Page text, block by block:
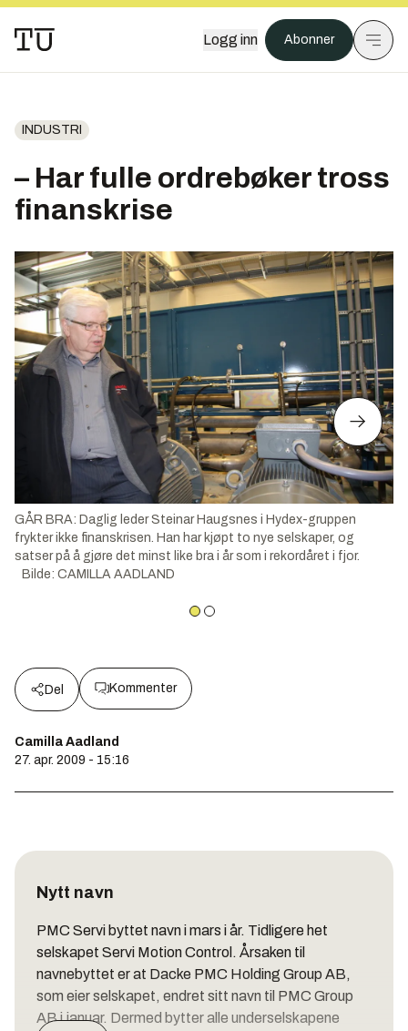
Logg inn Abonner
INDUSTRI
– Har fulle ordrebøker tross
finanskrise
GÅR BRA: Daglig leder Steinar Haugsnes i Hydex-gruppen
frykter ikke finanskrisen. Han har kjøpt to nye selskaper, og
satser på å gjøre det minst like bra i år som i rekordåret i fjor.
Bilde: CAMILLA AADLAND
Del Kommenter
Camilla Aadland
27. apr. 2009 - 15:16
Nytt navn
PMC Servi byttet navn i mars i år. Tidligere het
selskapet Servi Motion Control. Årsaken til
navnebyttet er at Dacke PMC Holding Group AB,
som eier selskapet, endret sitt navn til PMC Group
AB i januar. Dermed bytter alle underselskapene